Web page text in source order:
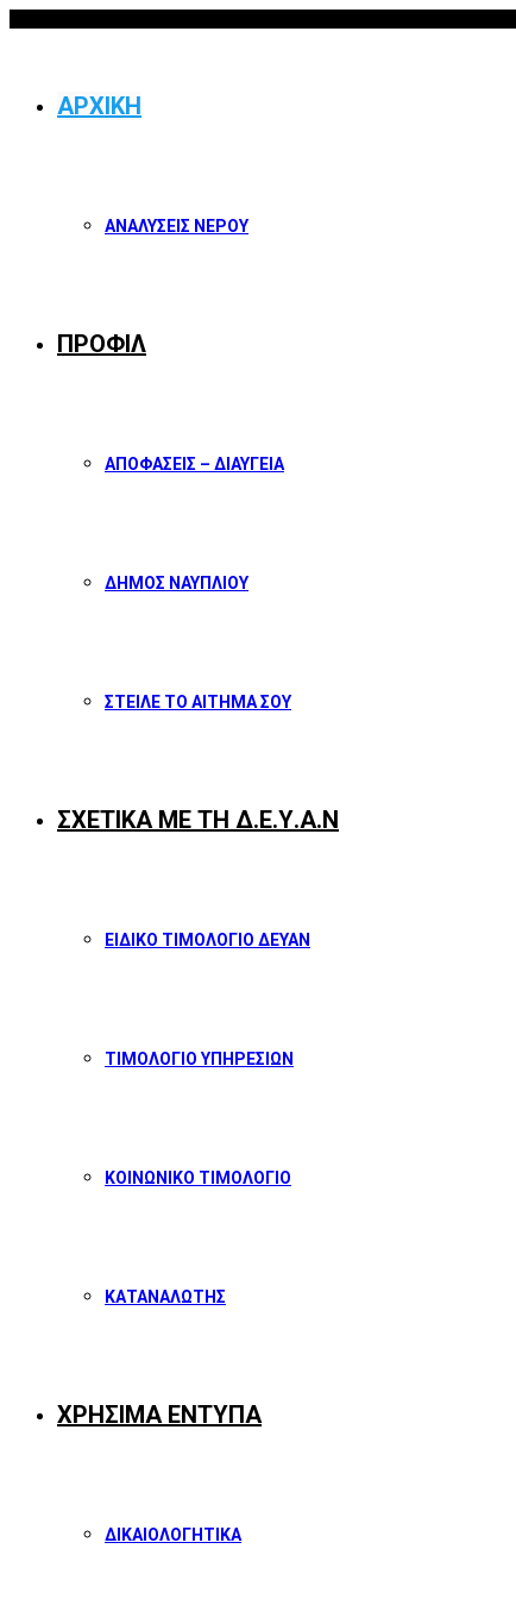
ΑΡΧΙΚΗ
ΑΝΑΛΥΣΕΙΣ ΝΕΡΟΥ
ΠΡΟΦΙΛ
ΑΠΟΦΑΣΕΙΣ – ΔΙΑΥΓΕΙΑ
ΔΗΜΟΣ ΝΑΥΠΛΙΟΥ
ΣΤΕΙΛΕ ΤΟ ΑΙΤΗΜΑ ΣΟΥ
ΣΧΕΤΙΚΑ ΜΕ ΤΗ Δ.Ε.Υ.Α.Ν
ΕΙΔΙΚΟ ΤΙΜΟΛΟΓΙΟ ΔΕΥΑΝ
ΤΙΜΟΛΟΓΙΟ ΥΠΗΡΕΣΙΩΝ
ΚΟΙΝΩΝΙΚΟ ΤΙΜΟΛΟΓΙΟ
ΚΑΤΑΝΑΛΩΤΗΣ
ΧΡΗΣΙΜΑ ΕΝΤΥΠΑ
ΔΙΚΑΙΟΛΟΓΗΤΙΚΑ